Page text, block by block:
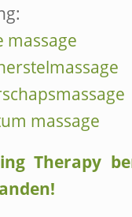
massage
massage
Therapy